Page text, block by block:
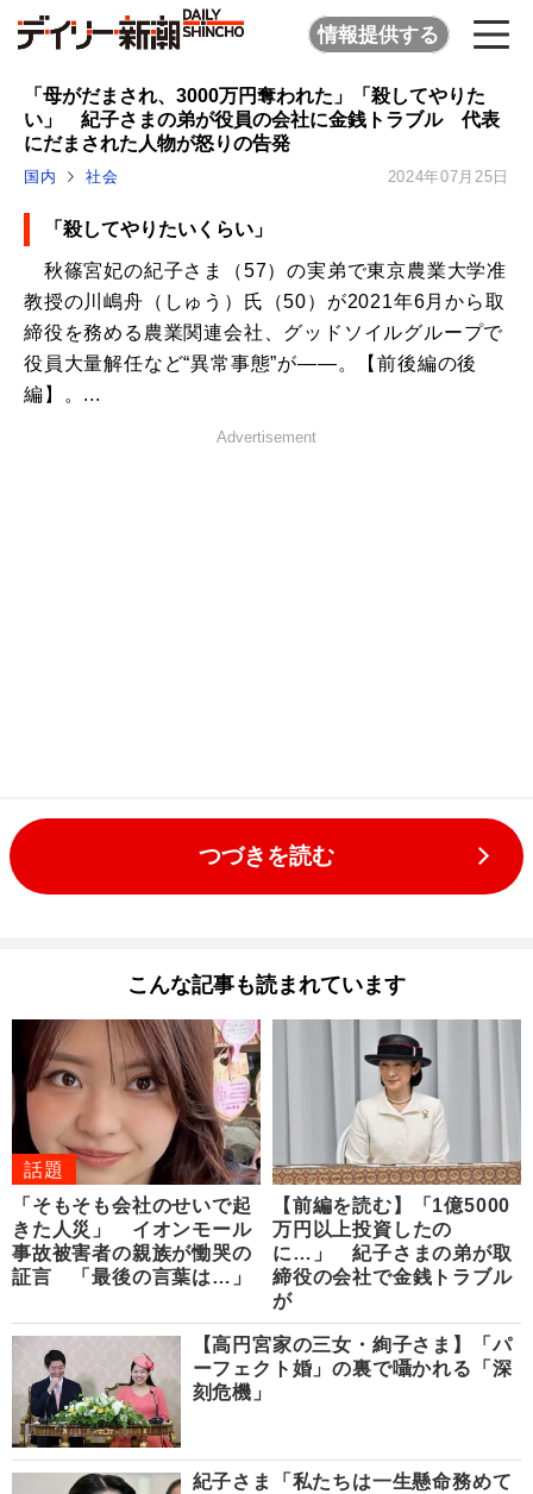
情報提供する
「母がだまされ、3000万円奪われた」「殺してやりた
い」 紀子さまの弟が役員の会社に金銭トラブル 代表
にだまされた人物が怒りの告発
国内 社会 2024年07月25日
「殺してやりたいくらい」
秋篠宮妃の紀子さま（57）の実弟で東京農業大学准
教授の川嶋舟（しゅう）氏（50）が2021年6月から取
締役を務める農業関連会社、グッドソイルグループで
役員大量解任など“異常事態”が――。【前後編の後
編】。...
Advertisement
つづきを読む
こんな記事も読まれています
話題
「そもそも会社のせいで起
きた人災」 イオンモール
事故被害者の親族が慟哭の
証言 「最後の言葉は…」
【前編を読む】「1億5000
万円以上投資したの
に…」 紀子さまの弟が取
締役の会社で金銭トラブル
が
【高円宮家の三女・絢子さま】「パ
ーフェクト婚」の裏で囁かれる「深
刻危機」
紀子さま「私たちは一生懸命務めて